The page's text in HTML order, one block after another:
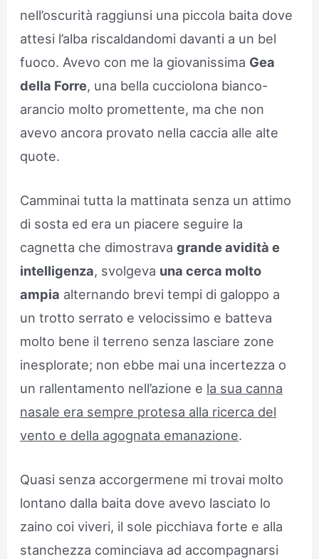
nell’oscurità raggiunsi una piccola baita dove
attesi l’alba riscaldandomi davanti a un bel
fuoco. Avevo con me la giovanissima Gea
della Forre, una bella cucciolona bianco-
arancio molto promettente, ma che non
avevo ancora provato nella caccia alle alte
quote.
Camminai tutta la mattinata senza un attimo
di sosta ed era un piacere seguire la
cagnetta che dimostravagrande avidità e
intelligenza, svolgeva una cerca molto
ampia alternando brevi tempi di galoppo a
un trotto serrato e velocissimo e batteva
molto bene il terreno senza lasciare zone
inesplorate; non ebbe mai una incertezza o
un rallentamento nell’azione e la sua canna
nasale era sempre protesa alla ricerca del
vento e della agognata emanazione.
Quasi senza accorgermene mi trovai molto
lontano dalla baita dove avevo lasciato lo
zaino coi viveri, il sole picchiava forte e alla
stanchezza cominciava ad accompagnarsi